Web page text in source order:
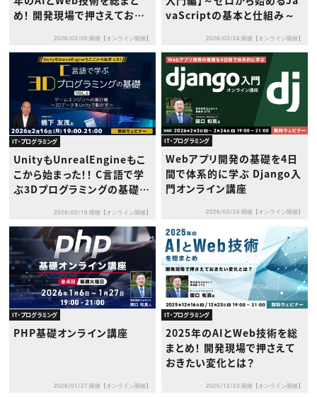
め！ 開発現場で押さえておき
まとめ～2026/03/05 開催【オンライン開催】
vaScriptの基本と仕組み～
2026/03/24 開催【オンライン開催】
IT・プログラミング
UnityもUnrealEngineもこ
こから始まった！！ C言語で学
ぶ3Dプログラミングの基礎 V
橋 ～3DデータをUnityで動
かす～
2026/02/16 開催【オンライン開催】
IT・プログラミング
Webアプリ開発の基礎を4日
間で体系的に学ぶ Django入
門オンライン講座
2026/02/24 開催【オンライン開催】
IT・プログラミング
PHP基礎オンライン講座
2026/01/27 開催【オンライン開催】
IT・プログラミング
2025年のAIとWeb技術を総
まとめ！ 開発現場で押さえて
おきたい変化とは？
2025/12/23 開催【オンライン開催】